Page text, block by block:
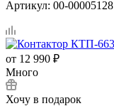
Артикул: 00-00005128
от 12 990 ₽
Много
Хочу в подарок